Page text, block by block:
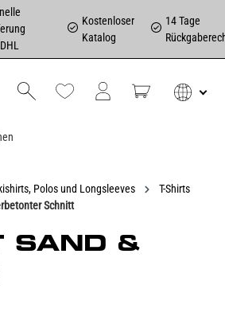
Kostenloser
Katalog
14 Tage
Polos und Longsleeves
T-Shirts
Schnitt
SAND &